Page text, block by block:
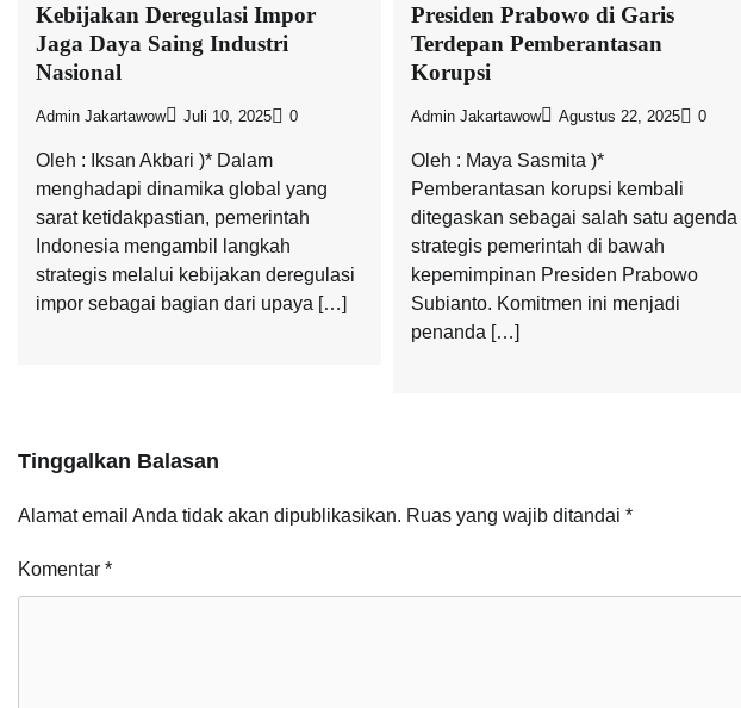
Kebijakan Deregulasi Impor
Jaga Daya Saing Industri
Nasional
Admin Jakartawow Juli 10, 2025 0
Oleh : Iksan Akbari )* Dalam
menghadapi dinamika global yang
sarat ketidakpastian, pemerintah
Indonesia mengambil langkah
strategis melalui kebijakan deregulasi
impor sebagai bagian dari upaya […]
Presiden Prabowo di Garis
Terdepan Pemberantasan
Korupsi
Admin Jakartawow Agustus 22, 2025 0
Oleh : Maya Sasmita )*
Pemberantasan korupsi kembali
ditegaskan sebagai salah satu agenda
strategis pemerintah di bawah
kepemimpinan Presiden Prabowo
Subianto. Komitmen ini menjadi
penanda […]
Tinggalkan Balasan
Alamat email Anda tidak akan dipublikasikan. Ruas yang wajib ditandai *
Komentar *